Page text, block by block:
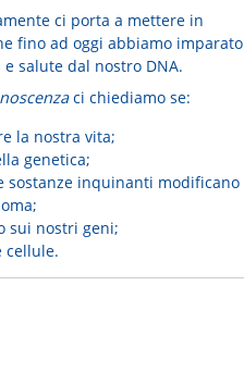
ci porta a mettere in
fino ad oggi abbiamo imparato
salute dal nostro DNA.
ci chiediamo se:
la nostra vita;
genetica;
sostanze inquinanti modificano
sui nostri geni;
cellule.